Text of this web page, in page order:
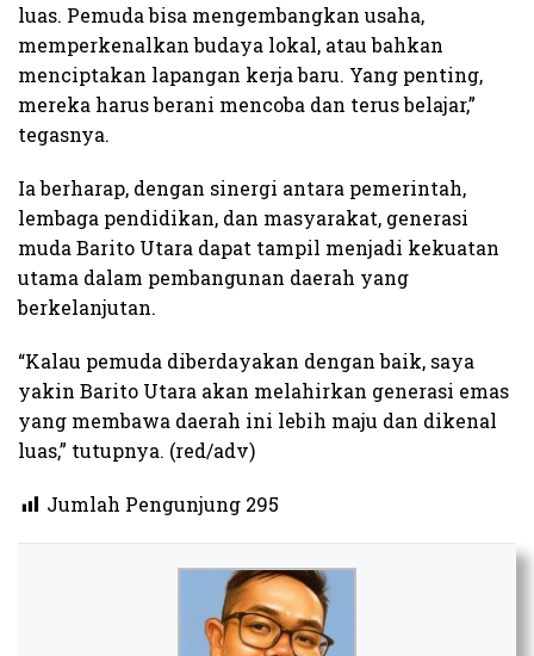
luas. Pemuda bisa mengembangkan usaha,
memperkenalkan budaya lokal, atau bahkan
menciptakan lapangan kerja baru. Yang penting,
mereka harus berani mencoba dan terus belajar,”
tegasnya.
Ia berharap, dengan sinergi antara pemerintah,
lembaga pendidikan, dan masyarakat, generasi
muda Barito Utara dapat tampil menjadi kekuatan
utama dalam pembangunan daerah yang
berkelanjutan.
“Kalau pemuda diberdayakan dengan baik, saya
yakin Barito Utara akan melahirkan generasi emas
yang membawa daerah ini lebih maju dan dikenal
luas,” tutupnya. (red/adv)​
Jumlah Pengunjung 295